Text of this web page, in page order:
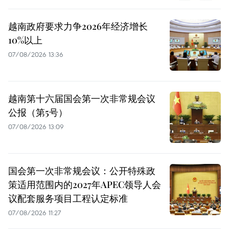
越南政府要求力争2026年经济增长
10%以上
07/08/2026 13:36
越南第十六届国会第一次非常规会议
公报（第5号）
07/08/2026 13:09
国会第一次非常规会议：公开特殊政
策适用范围内的2027年APEC领导人会
议配套服务项目工程认定标准
07/08/2026 11:27